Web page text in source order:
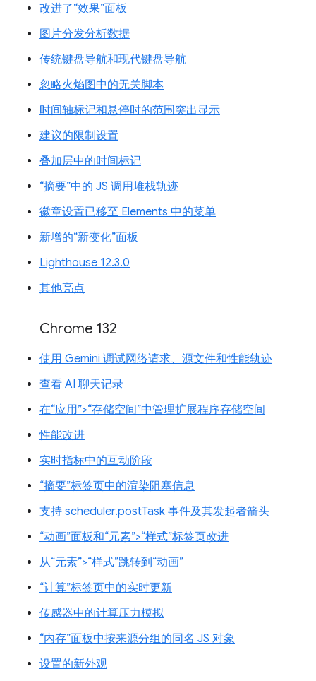
改进了“效果”面板
图片分发分析数据
传统键盘导航和现代键盘导航
忽略火焰图中的无关脚本
时间轴标记和悬停时的范围突出显示
建议的限制设置
叠加层中的时间标记
“摘要”中的 JS 调用堆栈轨迹
徽章设置已移至 Elements 中的菜单
新增的“新变化”面板
Lighthouse 12.3.0
其他亮点
Chrome 132
使用 Gemini 调试网络请求、源文件和性能轨迹
查看 AI 聊天记录
在“应用”>“存储空间”中管理扩展程序存储空间
性能改进
实时指标中的互动阶段
“摘要”标签页中的渲染阻塞信息
支持 scheduler.postTask 事件及其发起者箭头
“动画”面板和“元素”>“样式”标签页改进
从“元素”>“样式”跳转到“动画”
“计算”标签页中的实时更新
传感器中的计算压力模拟
“内存”面板中按来源分组的同名 JS 对象
设置的新外观